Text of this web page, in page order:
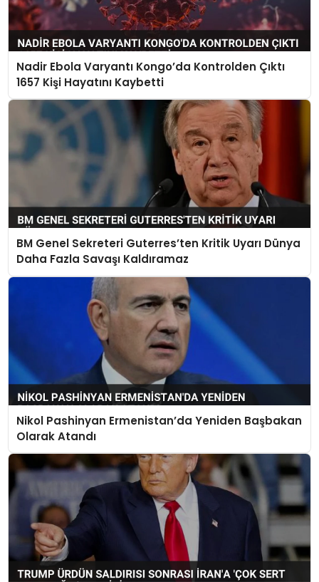
Nadir Ebola Varyantı Kongo’da Kontrolden Çıktı
1657 Kişi Hayatını Kaybetti
BM Genel Sekreteri Guterres’ten Kritik Uyarı Dünya
Daha Fazla Savaşı Kaldıramaz
Nikol Pashinyan Ermenistan’da Yeniden Başbakan
Olarak Atandı